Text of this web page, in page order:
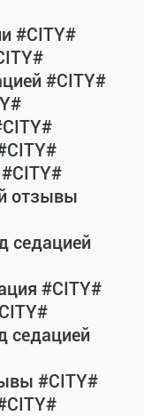
#CITY#
#CITY#
отзывы
седацией
#CITY#
седацией
#CITY#